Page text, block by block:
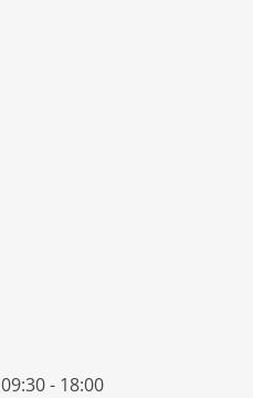
09:30 - 18:00